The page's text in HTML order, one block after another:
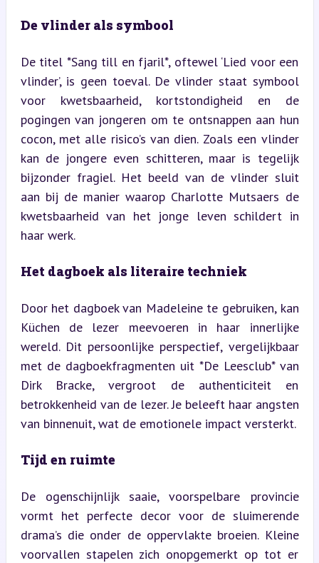
De vlinder als symbool
De titel *Sang till en fjaril*, oftewel ‘Lied voor een
vlinder’, is geen toeval. De vlinder staat symbool
voor kwetsbaarheid, kortstondigheid en de
pogingen van jongeren om te ontsnappen aan hun
cocon, met alle risico’s van dien. Zoals een vlinder
kan de jongere even schitteren, maar is tegelijk
bijzonder fragiel. Het beeld van de vlinder sluit
aan bij de manier waarop Charlotte Mutsaers de
kwetsbaarheid van het jonge leven schildert in
haar werk.
Het dagboek als literaire techniek
Door het dagboek van Madeleine te gebruiken, kan
Küchen de lezer meevoeren in haar innerlijke
wereld. Dit persoonlijke perspectief, vergelijkbaar
met de dagboekfragmenten uit *De Leesclub* van
Dirk Bracke, vergroot de authenticiteit en
betrokkenheid van de lezer. Je beleeft haar angsten
van binnenuit, wat de emotionele impact versterkt.
Tijd en ruimte
De ogenschijnlijk saaie, voorspelbare provincie
vormt het perfecte decor voor de sluimerende
drama’s die onder de oppervlakte broeien. Kleine
voorvallen stapelen zich onopgemerkt op tot er